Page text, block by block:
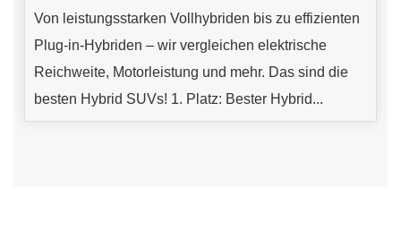
Von leistungsstarken Vollhybriden bis zu effizienten
Plug-in-Hybriden – wir vergleichen elektrische
Reichweite, Motorleistung und mehr. Das sind die
besten Hybrid SUVs! 1. Platz: Bester Hybrid...